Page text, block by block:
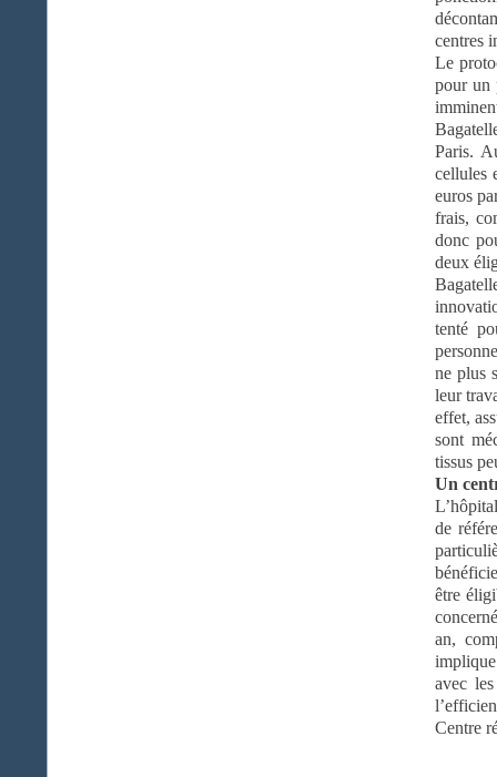
centres
Le
pour un
Paris.
cellules
euros
frais,
donc
deux
tenté
ne plus
leur
effet,
sont
tissus
Un
de
être
an,
avec
Centre